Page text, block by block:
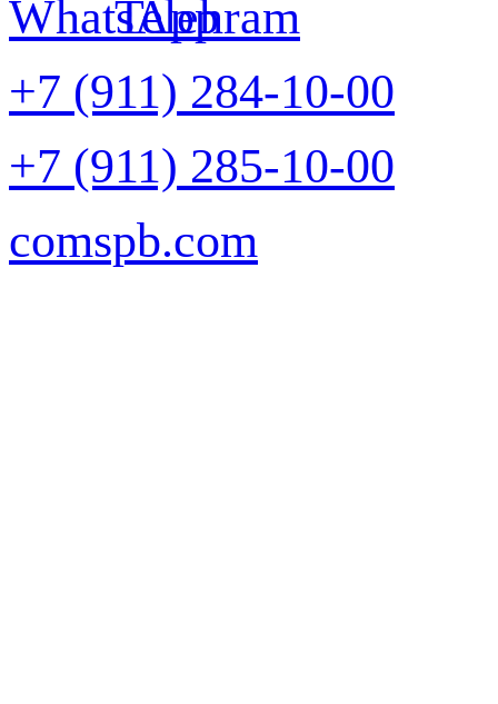
+7 (911) 284-10-00
+7 (911) 285-10-00
comspb.com
Задать вопрос